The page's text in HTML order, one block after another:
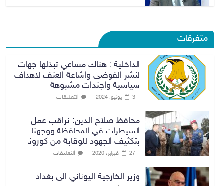
متفرقات
الداخلية : هناك مساعي تبذلها جهات
لنشر الفوضى واشاعة العنف لاهداف
سياسية واجندات مشبوهة
3 يونيو، 2024 التعليقات
محافظ صلاح الدين: نراقب عمل
السيطرات في المحافظة ووجهنا
بتكثيف الجهود للوقابة من كورونا
27 فبراير، 2020 التعليقات
وزير الخارجية اليوناني الى بغداد